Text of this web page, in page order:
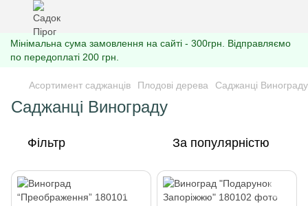
Мінімальна сума замовлення на сайті - 300грн. Відправляємо
по передоплаті 200 грн.
Асортимент саджанців Плодові дерева Саджанці Винограду
Саджанці Винограду
Фільтр За популярністю